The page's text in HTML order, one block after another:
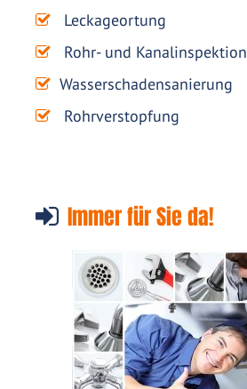
Leckageortung
Rohr- und Kanalinspektion
Wasserschadensanierung
Rohrverstopfung
Immer für Sie da!